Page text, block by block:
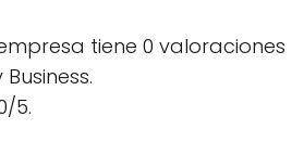
tiene 0 valoraciones
5.